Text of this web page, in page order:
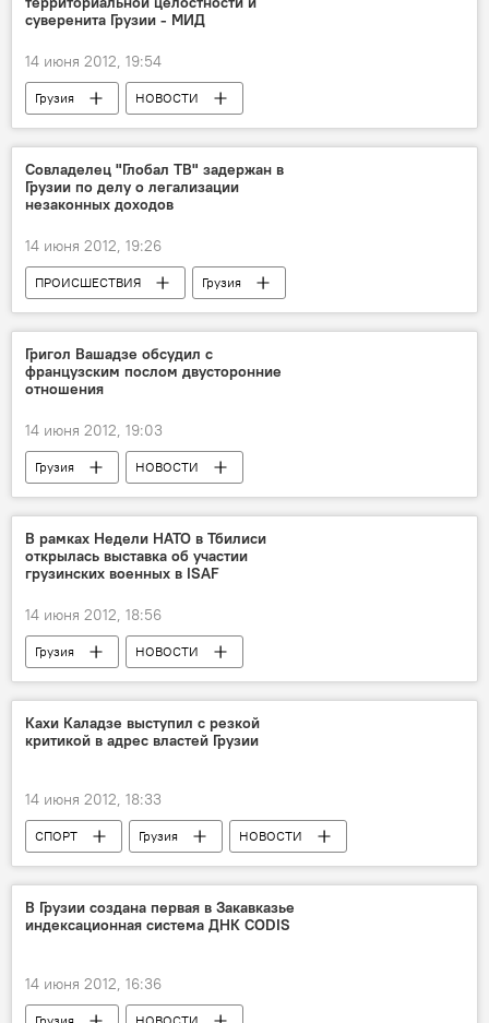
суверенита Грузии - МИД
14 июня 2012, 19:54
Грузия НОВОСТИ
Совладелец "Глобал ТВ" задержан в
Грузии по делу о легализации
незаконных доходов
14 июня 2012, 19:26
ПРОИСШЕСТВИЯ
Грузия
НОВОСТИ
ОБЩЕСТВО
Григол Вашадзе обсудил с
французским послом двусторонние
отношения
14 июня 2012, 19:03
Грузия НОВОСТИ
В рамках Недели НАТО в Тбилиси
открылась выставка об участии
грузинских военных в ISAF
14 июня 2012, 18:56
Грузия НОВОСТИ
Кахи Каладзе выступил с резкой
критикой в адрес властей Грузии
14 июня 2012, 18:33
СПОРТ Грузия
НОВОСТИ
ОБЩЕСТВО
Имущество экс-футболиста Кахи Каладзе под арестом
В Грузии создана первая в Закавказье
индексационная система ДНК CODIS
14 июня 2012, 16:36